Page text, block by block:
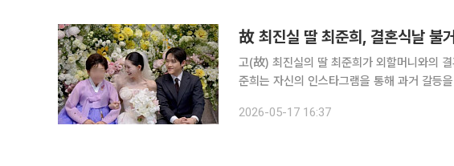
故 최진실 딸 최준희, 결혼식날 불
고(故) 최진실의 딸 최준희가 외할머니와의 결혼
준희는 자신의 인스타그램을 통해 과거 갈등을
한복 자태를 뽐내는 두 남매의 외할머니와 함
2026-05-17 16:37